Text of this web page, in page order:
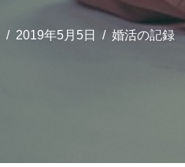
2019年5月5日 婚活の記録